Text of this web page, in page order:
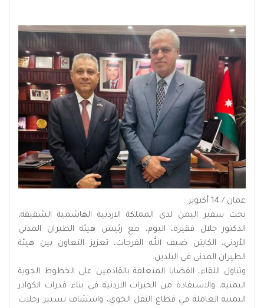
عمان / 14 أكتوبر :
بحث سفير اليمن لدى المملكة الاردنية الهاشمية الشقيقة،
الدكتور جلال فقيرة، اليوم، مع رئيس هيئة الطيران المدني
الأردني، الكابتن ضيف الله الفرجات، تعزيز التعاون بين هيئة
الطيران المدني في البلدين.
وتناول اللقاء، القضايا المتعلقة بالقادمين على الخطوط الجوية
اليمنية، والاستفادة من الخبرات الاردنية في بناء قدرات الكوادر
اليمنية العاملة في قطاع النقل الجوي، واستئناف تسيير رحلات